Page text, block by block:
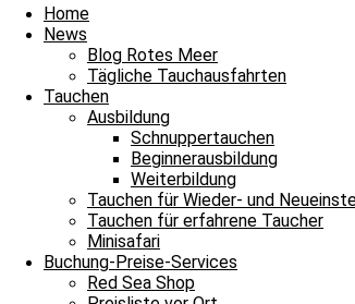
Home
News
Blog Rotes Meer
Tägliche Tauchausfahrten
Tauchen
Ausbildung
Schnuppertauchen
Beginnerausbildung
Weiterbildung
Tauchen für Wieder- und
Tauchen für erfahrene Taucher
Minisafari
Buchung-Preise-Services
Red Sea Shop
Bitte einmal aktualisieren, um den Inhalt richtig
Weiterlesen »
1. Mai 2026Keine Kommentare
Tägliche Tauchausfahrten
Balena und Meer am sonnigen
Bitte einmal aktualisieren, um den Inhalt richtig
Weiterlesen »
25. April 2026Keine Kommentare